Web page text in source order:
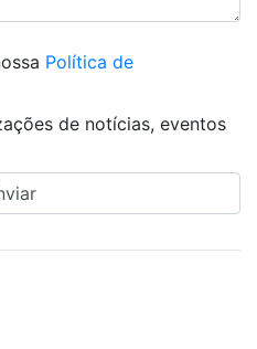
Política de
de notícias, eventos